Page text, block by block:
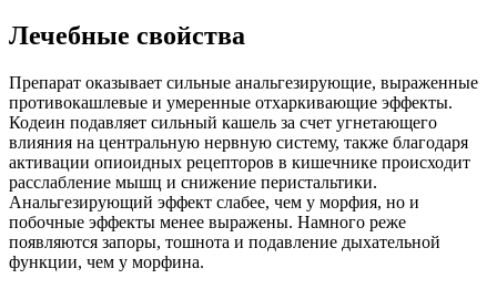
Лечебные свойства
Препарат оказывает сильные анальгезирующие, выраженные
противокашлевые и умеренные отхаркивающие эффекты.
Кодеин подавляет сильный кашель за счет угнетающего
влияния на центральную нервную систему, также благодаря
активации опиоидных рецепторов в кишечнике происходит
расслабление мышц и снижение перистальтики.
Анальгезирующий эффект слабее, чем у морфия, но и
побочные эффекты менее выражены. Намного реже
появляются запоры, тошнота и подавление дыхательной
функции, чем у морфина.